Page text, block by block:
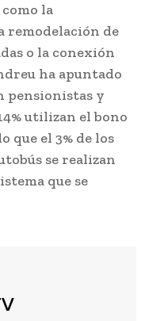
la
remodelación de
o la conexión
ha apuntado
pensionistas y
utilizan el bono
que el 3% de los
se realizan
que se